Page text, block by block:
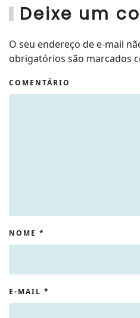
Deixe um
O seu endereço de e-mail
obrigatórios são marcados
COMENTÁRIO
NOME *
E-MAIL *